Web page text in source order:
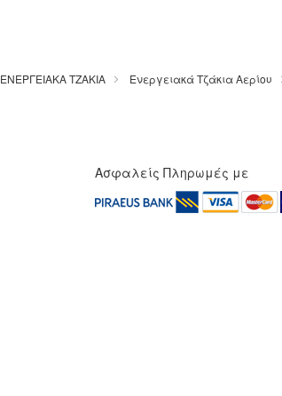
ΕΝΕΡΓΕΙΑΚΑ ΤΖΑΚΙΑ Ενεργειακά Τζάκια Αερίου
Ασφαλείς Πληρωμές με